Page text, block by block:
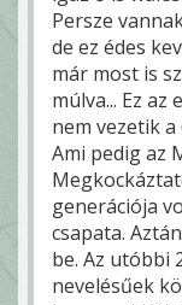
Persze
de ez édes
már most is
múlva... Ez
nem vezetik
Ami pedig az
generációja
csapata.
be. Az utóbbi
nevelésűek